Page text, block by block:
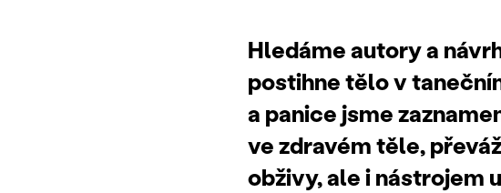
Hledáme autory a
postihne tělo v
a panice jsme
ve zdravém těle,
obživy, ale i nástrojem